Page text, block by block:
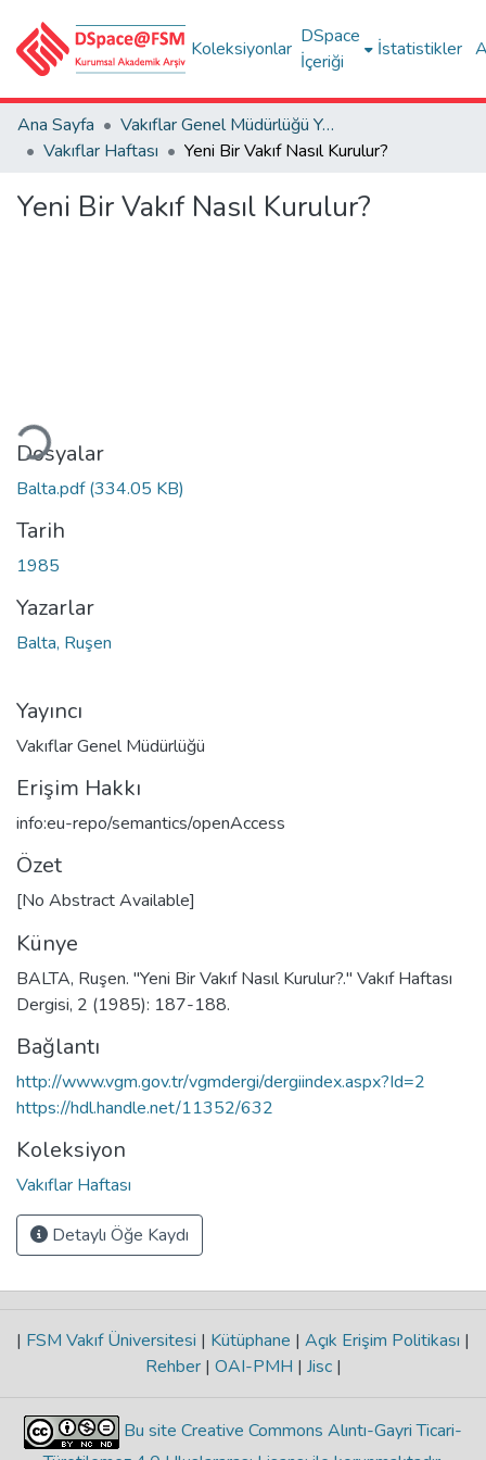
Koleksiyonlar
DSpace
İçeriği
İstatistikler
Ana Sayfa
Vakıflar Genel Müdürlüğü Yayınları
Vakıflar Haftası
Yeni Bir Vakıf Nasıl Kurulur?
Yeni Bir Vakıf Nasıl Kurulur?
Dosyalar
Balta.pdf(334.05 KB)
Tarih
1985
Yazarlar
Balta, Ruşen
Yayıncı
Vakıflar Genel Müdürlüğü
Erişim Hakkı
info:eu-repo/semantics/openAccess
Özet
[No Abstract Available]
Künye
BALTA, Ruşen. "Yeni Bir Vakıf Nasıl Kurulur?." Vakıf Haftası
Dergisi, 2 (1985): 187-188.
Bağlantı
http://www.vgm.gov.tr/vgmdergi/dergiindex.aspx?Id=2
https://hdl.handle.net/11352/632
Koleksiyon
Vakıflar Haftası
Detaylı Öğe Kaydı
| FSM Vakıf Üniversitesi | Kütüphane | Açık Erişim Politikası |
Rehber | OAI-PMH | Jisc |
Bu site Creative Commons Alıntı-Gayri Ticari-